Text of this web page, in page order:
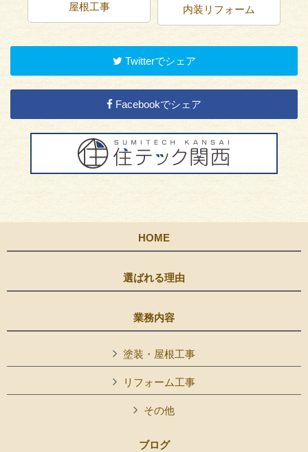
屋根工事 内装リフォーム
Twitterでシェア
Facebookでシェア
HOME
選ばれる理由
業務内容
塗装・屋根工事
リフォーム工事
その他
ブログ